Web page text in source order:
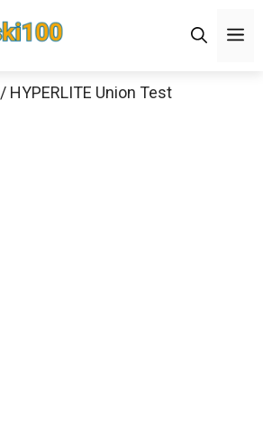
/ HYPERLITE Union Test